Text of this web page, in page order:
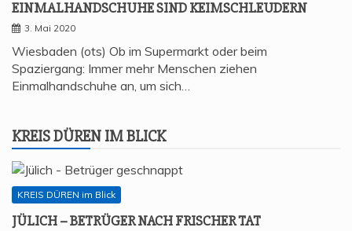
EIN­MAL­HAND­SCHU­HE SIND KEIMSCHLEUDERN
3. Mai 2020
Wiesbaden (ots) Ob im Supermarkt oder beim
Spaziergang: Immer mehr Menschen ziehen
Einmalhandschuhe an, um sich…
KREIS DÜREN IM BLICK
KREIS DÜREN im Blick
JÜLICH – BETRÜ­GER NACH FRI­SCHER TAT